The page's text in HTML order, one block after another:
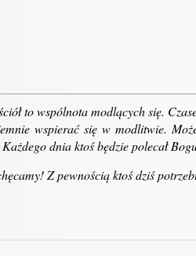
to wspólnota modlących się.
wspierać się w modlitwie.
dnia ktoś będzie polecał
Z pewnością ktoś dziś